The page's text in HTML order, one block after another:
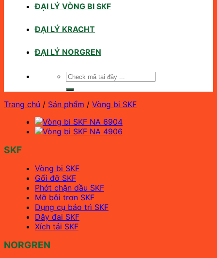
ĐẠI LÝ VÒNG BI SKF
ĐẠI LÝ KRACHT
ĐẠI LÝ NORGREN
Tìm
Trang chủ / Sản phẩm / Vòng bi SKF
SKF
Vòng bi SKF
Gối đỡ SKF
Phớt chặn dầu SKF
Mỡ bôi trơn SKF
Dụng cụ bảo trì SKF
Dây đai SKF
Xích tải SKF
NORGREN